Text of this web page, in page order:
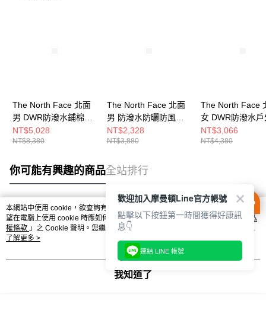
The North Face 北面
男 DWR防潑水鋪棉外
套 NF0A8C7S6IH
NT$5,028
NT$8,380
The North Face 北面
男 防潑水防曬防風外
套 NF0A81POJK3
NT$2,328
NT$3,880
The North Face
女 DWR防潑水戶
步長褲
NF0A8BWGJK3
NT$3,066
NT$4,380
你可能有興趣的商品全站排行
熱門標籤
本網站中使用 cookie，欲查詢有關本網站使用 cookie 方式之詳情，及若您不希
望在電腦上使用 cookie 時應如何變更電腦的 cookie 設定，請參閱本網站「
隱私
權條款 」之 Cookie 聲明。您繼續使用本網站即表示您同意本公司得按本網站使
用條款之 Cookie 聲明使用 cookie。
了解更多 >
我知道了
歡迎加入摩曼頓Line官方帳號
點擊以下按鈕第一時間獲得好康訊
息👇
連結 LINE 帳號